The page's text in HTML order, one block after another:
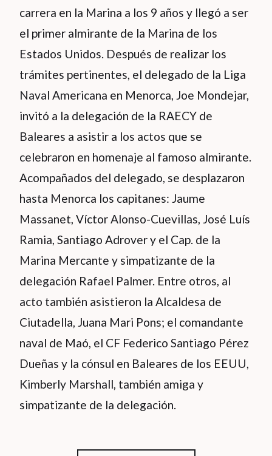
carrera en la Marina a los 9 años y llegó a ser
el primer almirante de la Marina de los
Estados Unidos. Después de realizar los
trámites pertinentes, el delegado de la Liga
Naval Americana en Menorca, Joe Mondejar,
invitó a la delegación de la RAECY de
Baleares a asistir a los actos que se
celebraron en homenaje al famoso almirante.
Acompañados del delegado, se desplazaron
hasta Menorca los capitanes: Jaume
Massanet, Víctor Alonso-Cuevillas, José Luís
Ramia, Santiago Adrover y el Cap. de la
Marina Mercante y simpatizante de la
delegación Rafael Palmer. Entre otros, al
acto también asistieron la Alcaldesa de
Ciutadella, Juana Mari Pons; el comandante
naval de Maó, el CF Federico Santiago Pérez
Dueñas y la cónsul en Baleares de los EEUU,
Kimberly Marshall, también amiga y
simpatizante de la delegación.